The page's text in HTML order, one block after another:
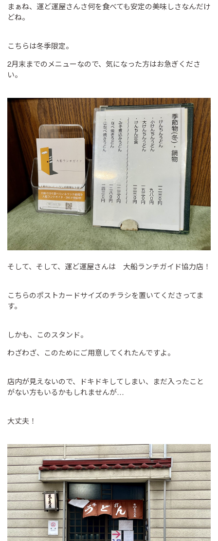
まぁね、運ど運屋さんさ何を食べても安定の美味しさなんだけ
どね。
こちらは冬季限定。
2月末までのメニューなので、気になった方はお急ぎくださ
い。
そして、そして、運ど運屋さんは 大船ランチガイド協力店！
こちらのポストカードサイズのチラシを置いてくださってま
す。
しかも、このスタンド。
わざわざ、このためにご用意してくれたんですよ。
店内が見えないので、ドキドキしてしまい、まだ入ったこと
がない方もいるかもしれませんが…
大丈夫！